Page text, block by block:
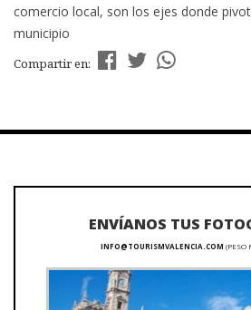
comercio local, son los ejes donde
municipio
Compartir en:
ENVÍANOS TUS
INFO@TOURISMVALENCIA.COM (PESO